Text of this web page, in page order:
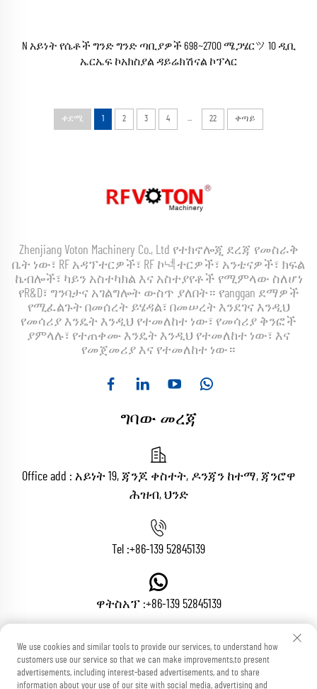
N አይነት የሴቶች ግንድ ግንድ ጣቢያዎች 698~2700 ሜጋሄርツ 10 ዲቢ
ኤርኤፍ ኮአክስያል ዳይሬክሽናል ኮፕላር
ቀደሚ 1 2 3 4 ... 22 ቀጣይ
Zhenjiang Voton Machinery Co., Ltd የተክኖሎጂ ደረጃ የመስራቅ
ቤት ነው፣ RF አዳፕተርዎች፣ RF ኮ넥ተርዎች፣ አንቴናዎች፣ ክፍል
ኬብሎች፣ ካይን አስተካክል እና አስተያየቶች የሚምላው ስለሆነ
የR&D፣ ግንባታና አገልግሎት ውስጥ ያለበት። የanggan ደማዎች
የሚፈልጉት በመሰረት ይሄዳል፣ በመሠረት እንደገና እንዲህ
የመሳሪያ እንዴት እንዲህ የተመለከተ ነው፣ የመሳሪያ ቅንፎች
ያምላሉ፣ የተጠቀሙ እንዴት እንዲህ የተመለከተ ነው፣ እና
የመጀመሪያ እና የተመለከተ ነው።
ግባው መረጃ
Office add : አይነት 19, ጃንጆ ቀስተት, ዶንጃን ከተማ, ጃንሮዋ
ሕዝብ, ህንድ
Tel :+86-139 52845139
ዋትስአፕ :+86-139 52845139
ኢሜይል :[email protected]
We use cookies and similar tools to provide our services, to understand how
customers use our service so that we can make improvements,to present
advertisements, including interest-based advertisements, and to share
information about your use of our site with social media, advertising and